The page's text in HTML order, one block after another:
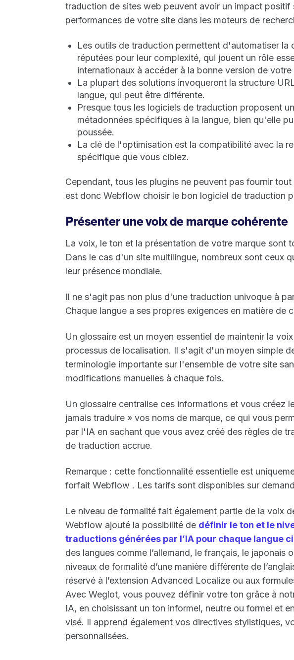
traduction de sites web peuvent avoir un impact positif
performances de votre site dans les moteurs de
Les outils de traduction permettent d'automatiser la
réputées pour leur complexité, qui jouent un rôle
internationaux à accéder à la bonne version de votre
La plupart des solutions invoqueront la structure
langue, qui peut être différente.
Presque tous les logiciels de traduction proposent
métadonnées spécifiques à la langue, bien qu'elle
poussée.
La clé de l'optimisation est la compatibilité avec la
spécifique que vous ciblez.
Cependant, tous les plugins ne peuvent pas fournir
est donc Webflow choisir le bon logiciel de traduction
Présenter une voix de marque cohérente
La voix, le ton et la présentation de votre marque sont
Dans le cas d'un site multilingue, nombreux sont ceux
leur présence mondiale.
Il ne s'agit pas non plus d'une traduction univoque à
Chaque langue a ses propres exigences en matière de
Un glossaire est un moyen essentiel de maintenir la
processus de localisation. Il s'agit d'un moyen simple
terminologie importante sur l'ensemble de votre site
modifications manuelles à chaque fois.
Un glossaire centralise ces informations et vous créez
jamais traduire » vos noms de marque, ce qui vous
par l'IA en sachant que vous avez créé des règles de
de traduction accrue.
Remarque : cette fonctionnalité essentielle est
forfait Webflow . Les tarifs sont disponibles sur
Le niveau de formalité fait également partie de la voix
Webflow ajouté la possibilité de définir le ton et le
traductions générées par l’IA pour chaque langue
des langues comme l’allemand, le français, le japonais
niveaux de formalité d’une manière différente de
réservé à l’extension Advanced Localize ou aux
Avec Weglot, vous pouvez définir votre ton grâce à
IA, en choisissant un ton informel, neutre ou formel et
visé. Il apprend également vos directives stylistiques,
personnalisées.